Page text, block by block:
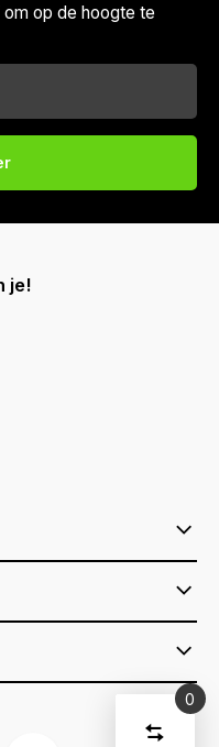
op de hoogte te
je!
0
Vergelijk
Start